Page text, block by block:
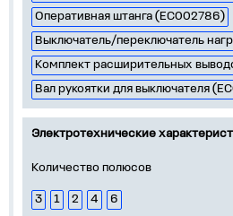
Оперативная штанга (EC002786)
Выключатель/переключатель
Комплект расширительных
Вал рукоятки для выключателя
Электротехнические
Количество полюсов
3 1 2 4
6